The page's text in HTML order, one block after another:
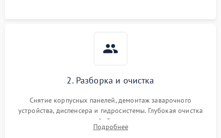
2. Разборка и очистка
Снятие корпусных панелей, демонтаж заварочного
устройства, диспенсера и гидросистемы. Глубокая очистка
внутренних узлов от кофейных масел, жмыха и накипи.
Промывка дренажных каналов и фильтров с использованием
Подробнее